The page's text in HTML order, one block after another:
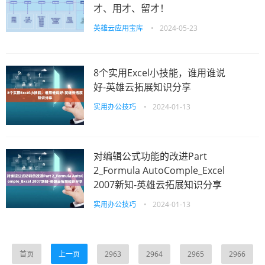
才、用才、留才！
英雄云应用宝库 • 2024-05-23
8个实用Excel小技能，谁用谁说
好-英雄云拓展知识分享
实用办公技巧 • 2024-01-13
对编辑公式功能的改进Part
2_Formula AutoComple_Excel
2007新知-英雄云拓展知识分享
实用办公技巧 • 2024-01-13
首页 上一页 2963 2964 2965 2966